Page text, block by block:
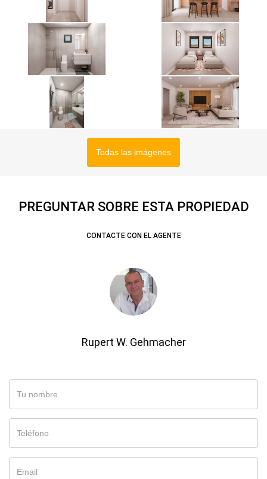
Todas las imágenes
PREGUNTAR SOBRE ESTA PROPIEDAD
CONTACTE CON EL AGENTE
Rupert W. Gehmacher